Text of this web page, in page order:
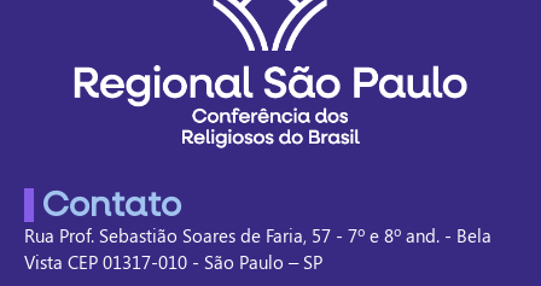
Contato
Rua Prof. Sebastião Soares de Faria, 57 - 7º e 8º and. - Bela
Vista CEP 01317-010 - São Paulo – SP